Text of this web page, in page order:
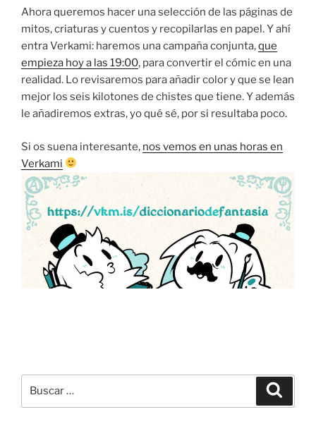
Ahora queremos hacer una selección de las páginas de
mitos, criaturas y cuentos y recopilarlas en papel. Y ahí
entra Verkami: haremos una campaña conjunta,que
empieza hoy a las 19:00, para convertir el cómic en una
realidad. Lo revisaremos para añadir color y que se lean
mejor los seis kilotones de chistes que tiene. Y además
le añadiremos extras, yo qué sé, por si resultaba poco.
Si os suena interesante, nos vemos en unas horas en
Verkami
por: